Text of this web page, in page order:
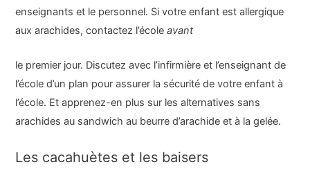
enseignants et le personnel. Si votre enfant est allergique
aux arachides, contactez l’écoleavant
le premier jour. Discutez avec l’infirmière et l’enseignant de
l’école d’un plan pour assurer la sécurité de votre enfant à
l’école. Et apprenez-en plus sur les alternatives sans
arachides au sandwich au beurre d’arachide et à la gelée.
Les cacahuètes et les baisers